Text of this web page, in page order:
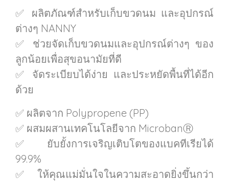
✅ ผลิตภัณฑ์สำหรับเก็บขวดนม และอุปกรณ์
ต่างๆ NANNY
✅ ช่วยจัดเก็บขวดนมและอุปกรณ์ต่างๆ ของ
ลูกน้อยเพื่อสุขอนามัยที่ดี
✅ จัดระเบียบได้ง่าย และประหยัดพื้นที่ได้อีก
ด้วย
✅ ผลิตจาก Polypropene (PP)
✅ ผสมผสานเทคโนโลยีจาก MicrobanⓇ
✅ ยับยั้งการเจริญเติบโตของแบคทีเรียได้
99.9%
✅ ให้คุณแม่มั่นใจในความสะอาดยิ่งขึ้นกว่า